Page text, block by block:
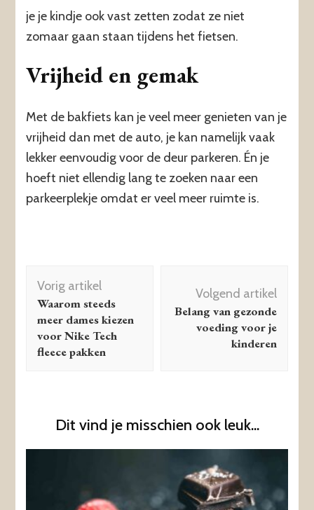
je je kindje ook vast zetten zodat ze niet
zomaar gaan staan tijdens het fietsen.
Vrijheid en gemak
Met de bakfiets kan je veel meer genieten van je
vrijheid dan met de auto, je kan namelijk vaak
lekker eenvoudig voor de deur parkeren. Én je
hoeft niet ellendig lang te zoeken naar een
parkeerplekje omdat er veel meer ruimte is.
Berichtnavigatie
Vorig artikel
Waarom steeds
meer dames kiezen
voor Nike Tech
fleece pakken
Volgend artikel
Belang van gezonde
voeding voor je
kinderen
Dit vind je misschien ook leuk...